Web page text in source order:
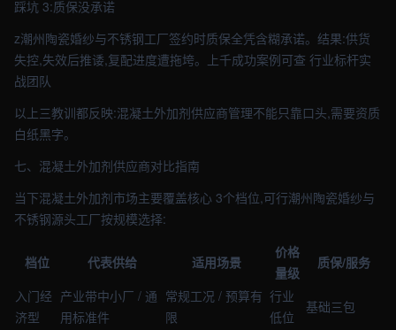
踩坑 3:质保没承诺
z潮州陶瓷婚纱与不锈钢工厂签约时质保全凭含糊承诺。结果:供货
失控,失效后推诿,复配进度遭拖垮。上千成功案例可查 行业标杆实
战团队
以上三教训都反映:混凝土外加剂供应商管理不能只靠口头,需要资质
白纸黑字。
七、混凝土外加剂供应商对比指南
当下混凝土外加剂市场主要覆盖核心 3个档位,可行潮州陶瓷婚纱与
不锈钢源头工厂按规模选择:
档位 代表供给 适用场景
价格
量级
质保/服务
入门经
济型
产业带中小厂 / 通
用标准件
常规工况 / 预算有
限
行业
低位
基础三包